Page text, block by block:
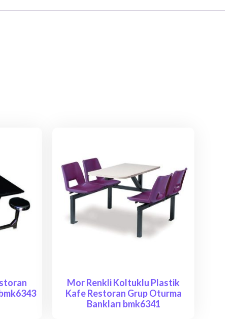
Mor Renkli Koltuklu Plastik
Kafe Restoran Grup Oturma
Bankları bmk6341